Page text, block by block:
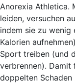
Anorexia Athletica.
leiden, versuchen
indem sie zu wenig
Kalorien
Sport treiben (und
verbrennen). Damit
doppelten Schaden